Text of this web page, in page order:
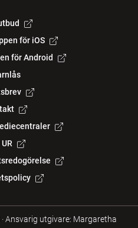
för iOS
för Android
·Ansvarig utgivare: Margaretha